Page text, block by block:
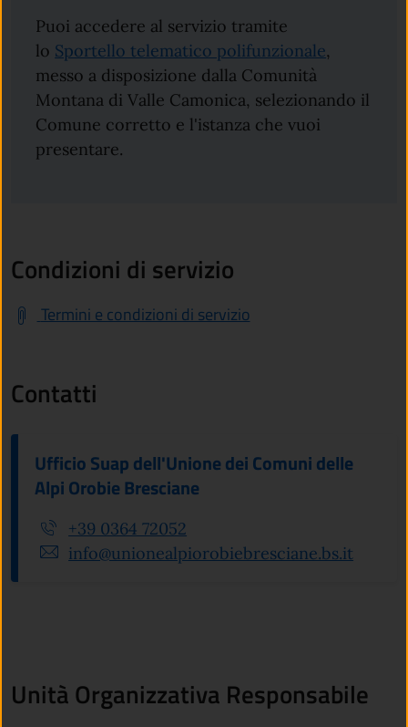
Puoi accedere al servizio tramite
lo Sportello telematico polifunzionale,
messo a disposizione dalla Comunità
Montana di Valle Camonica, selezionando il
Comune corretto e l'istanza che vuoi
presentare.
Condizioni di servizio
Termini e condizioni di servizio
Contatti
Ufficio Suap dell'Unione dei Comuni delle
Alpi Orobie Bresciane
+39 0364 72052
info@unionealpiorobiebresciane.bs.it
Unità Organizzativa Responsabile